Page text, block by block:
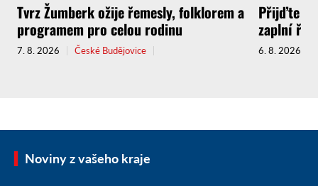
Tvrz Žumberk ožije řemesly, folklorem a
programem pro celou rodinu
7. 8. 2026 České Budějovice
Přijďte
zaplní
6. 8. 2026
Noviny z vašeho kraje